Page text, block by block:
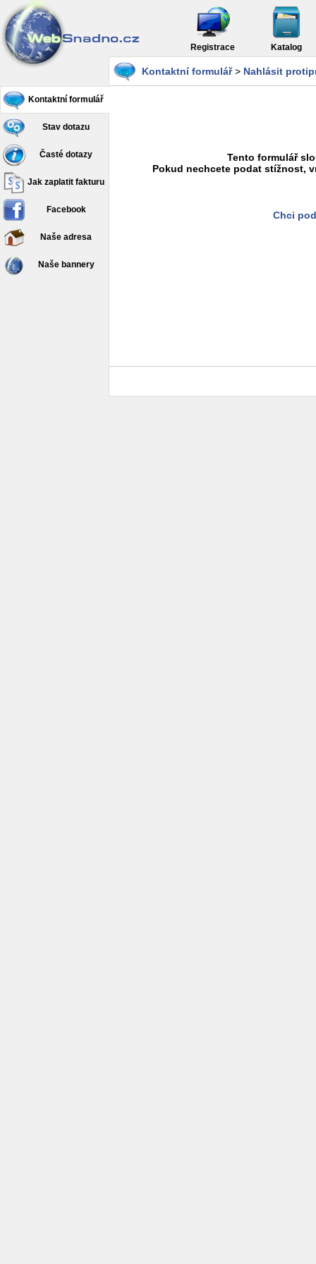
Registrace Katalog
Kontaktní formulář
Stav dotazu
Časté dotazy
Jak zaplatit fakturu
Facebook
Naše adresa
Naše bannery
Kontaktní formulář> Nahlásit
Tento formulář
Pokud nechcete podat stížnost,
Chci